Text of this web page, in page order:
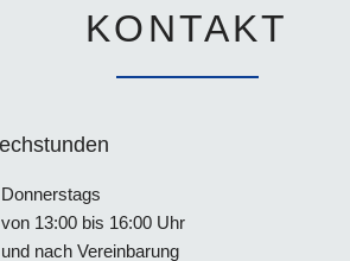
KONTAKT
Donnerstags
von 13:00 bis 16:00 Uhr
und nach Vereinbarung